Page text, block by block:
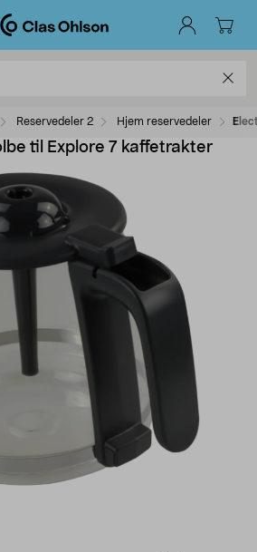
Reservedeler 2 Hjem reservedeler
til Explore 7 kaffetrakter